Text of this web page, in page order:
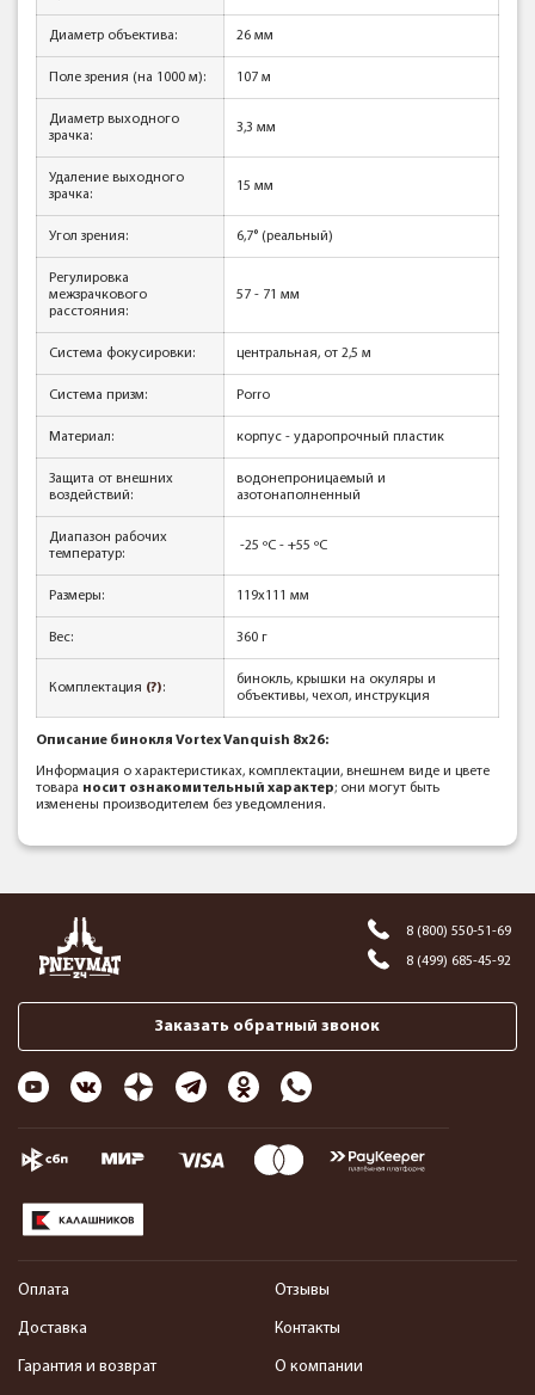
Диаметр объектива: 26 мм
Поле зрения (на 1000 м): 107 м
Диаметр выходного
зрачка:
3,3 мм
Удаление выходного
зрачка:
15 мм
Угол зрения: 6,7° (реальный)
Регулировка
межзрачкового
расстояния:
57 - 71 мм
Система фокусировки: центральная, от 2,5 м
Система призм: Porro
Материал: корпус - ударопрочный пластик
Защита от внешних
воздействий:
водонепроницаемый и
азотонаполненный
Диапазон рабочих
температур:
-25 ºС - +55 ºС
Размеры: 119x111 мм
Вес: 360 г
Комплектация (?):
бинокль, крышки на окуляры и
объективы, чехол, инструкция
Описание бинокля Vortex Vanquish 8x26:
Информация о характеристиках, комплектации, внешнем виде и цвете
товара носит ознакомительный характер; они могут быть
изменены производителем без уведомления.
8 (800) 550-51-69
8 (499) 685-45-92
Заказать обратный звонок
Оплата
Доставка
Гарантия и возврат
Отзывы
Контакты
О компании